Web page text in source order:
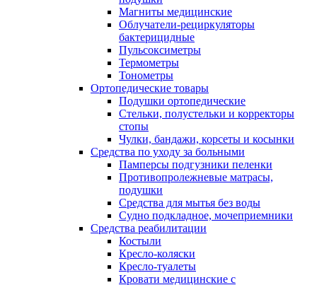
Магниты медицинские
Облучатели-рециркуляторы
бактерицидные
Пульсоксиметры
Термометры
Тонометры
Ортопедические товары
Подушки ортопедические
Стельки, полустельки и корректоры
стопы
Чулки, бандажи, корсеты и косынки
Средства по уходу за больными
Памперсы подгузники пеленки
Противопролежневые матрасы,
подушки
Средства для мытья без воды
Судно подкладное, мочеприемники
Средства реабилитации
Костыли
Кресло-коляски
Кресло-туалеты
Кровати медицинские с